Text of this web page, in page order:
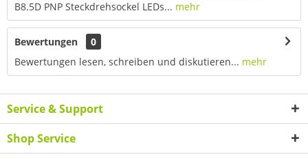
B8.5D PNP Steckdrehsockel LEDs... mehr
Bewertungen
0
Bewertungen lesen, schreiben und diskutieren... mehr
Service & Support
Shop Service